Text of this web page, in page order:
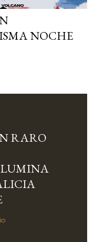
NOCHE
RARO